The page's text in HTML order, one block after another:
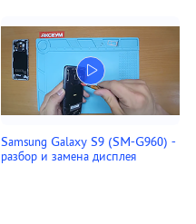
Samsung Galaxy S9 (SM-G960) -
разбор и замена дисплея